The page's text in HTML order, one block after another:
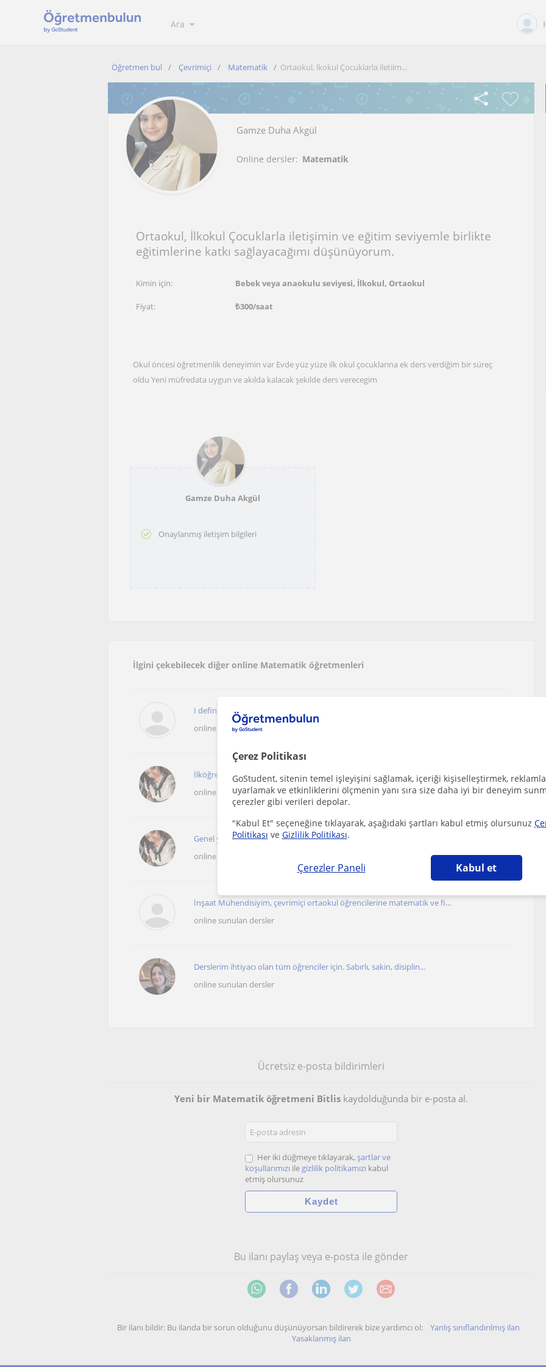
Çerez Politikası
GoStudent, sitenin temel işleyişini sağlamak, içeriği kişiselleştirmek,
uyarlamak ve etkinliklerini ölçmenin yanı sıra size daha iyi bir deneyim
çerezler gibi verileri depolar.
"Kabul Et" seçeneğine tıklayarak, aşağıdaki şartları kabul etmiş olursunuz
Politikası ve Gizlilik Politikası.
Çerezler Paneli Kabul et
Ara
Öğretmen bul Çevrimiçi Matematik Ortaokul, lkokul Çocuklarla iletiim...
Gamze Duha Akgül
Online dersler: Matematik
Ortaokul, İlkokul Çocuklarla iletişimin ve eğitim seviyemle birlikte
eğitimlerine katkı sağlayacağımı düşünüyorum.
Kimin için: Bebek veya anaokulu seviyesi, İlkokul, Ortaokul
Fiyat: ₺300/saat
Okul öncesi öğretmenlik deneyimin var Evde yüz yüze ilk okul çocuklarına ek ders verdiğim bir süreç
oldu Yeni müfredata uygun ve akılda kalacak şekilde ders verecegim
Gamze Duha Akgül
Onaylanmış iletişim bilgileri
İlgini çekebilecek diğer online Matematik öğretmenleri
I define myself as a facilitator of mathematical understanding My go...
online sunulan dersler
İlköğretim ve Ortaöğretim Seviyesinde Matematik Özel Dersi | Başarı O...
online sunulan dersler
Genel yeni şeyler öğrenmeyi ve öğretmeyi çok seviyorum.
online sunulan dersler
İnşaat Mühendisiyim, çevrimiçi ortaokul öğrencilerine matematik ve fi...
online sunulan dersler
Derslerim ihtiyacı olan tüm öğrenciler için. Sabırlı, sakin, disiplin...
online sunulan dersler
Ücretsiz e-posta bildirimleri
Yeni bir Matematik öğretmeni Bitlis kaydolduğunda bir e-posta al.
Her iki düğmeye tıklayarak, şartlar ve
koşullarımızı ile gizlilik politikamızı kabul
etmiş olursunuz
Bu ilanı paylaş veya e-posta ile gönder
Bir ilanı bildir: Bu ilanda bir sorun olduğunu düşünüyorsan bildirerek bize yardımcı ol: Yanlış sınıflandırılmış ilan
Yasaklanmış ilan